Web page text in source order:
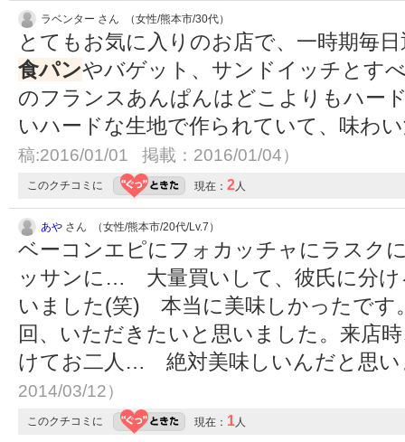
ラベンター さん （女性/熊本市/30代）
とてもお気に入りのお店で、一時期毎
食パンやバゲット、サンドイッチとす
のフランスあんぱんはどこよりもハー
いハードな生地で作られていて、味わ
稿:2016/01/01 掲載：2016/01/04）
このクチコミに 現在： 2人
あや さん （女性/熊本市/20代/Lv.7）
ベーコンエピにフォカッチャにラスク
ッサンに… 大量買いして、彼氏に分け
いました(笑) 本当に美味しかったです
回、いただきたいと思いました。来店
けてお二人… 絶対美味しいんだと思
2014/03/12）
このクチコミに 現在： 1人